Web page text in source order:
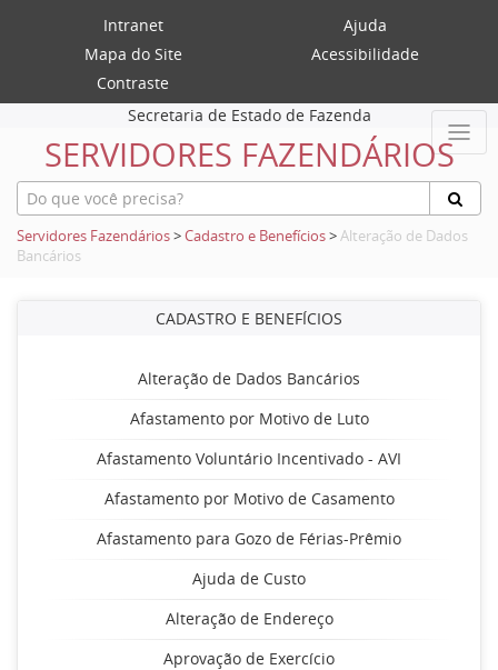
Intranet
Ajuda
Mapa do Site
Acessibilidade
Contraste
Secretaria de Estado de Fazenda
SERVIDORES FAZENDÁRIOS
Servidores Fazendários>Cadastro e Benefícios>Alteração de Dados
Bancários
CADASTRO E BENEFÍCIOS
Alteração de Dados Bancários
Afastamento por Motivo de Luto
Afastamento Voluntário Incentivado - AVI
Afastamento por Motivo de Casamento
Afastamento para Gozo de Férias-Prêmio
Ajuda de Custo
Alteração de Endereço
Aprovação de Exercício